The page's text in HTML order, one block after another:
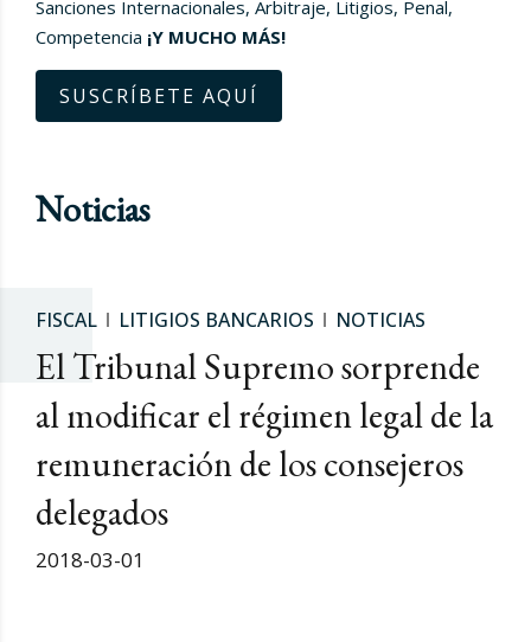
Sanciones Internacionales, Arbitraje, Litigios, Penal,
Competencia ¡Y MUCHO MÁS!
SUSCRÍBETE AQUÍ
Noticias
FISCAL LITIGIOS BANCARIOS NOTICIAS
El Tribunal Supremo sorprende
al modificar el régimen legal de la
remuneración de los consejeros
delegados
2018-03-01